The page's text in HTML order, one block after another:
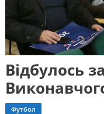
Відбулось
Футбол